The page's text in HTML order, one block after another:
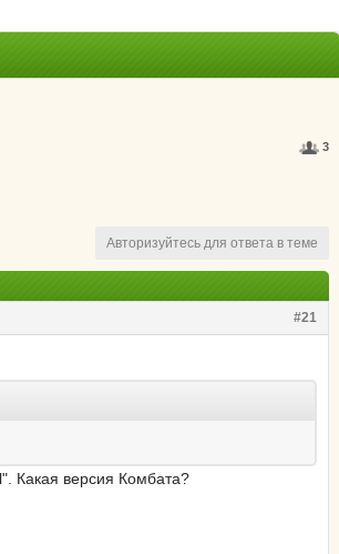
3
Авторизуйтесь для ответа в теме
#21
Какая версия Комбата?